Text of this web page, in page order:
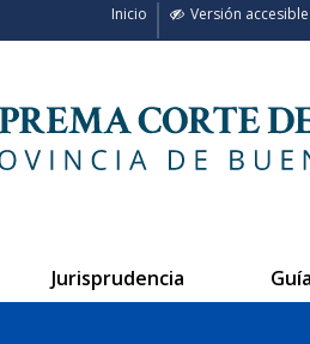
Versión accesible
Inicio
Jurisprudencia